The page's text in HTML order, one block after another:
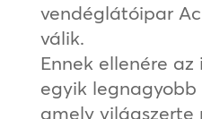
vendéglátóipar
válik.
Ennek ellenére
egyik
amely világszerte